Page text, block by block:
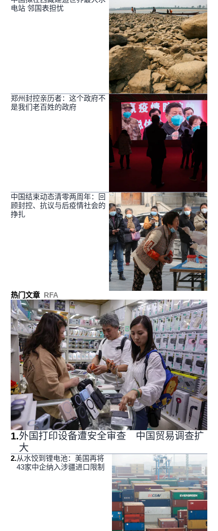
电站 邻国表担忧
郑州封控亲历者：这个政府不
是我们老百姓的政府
中国结束动态清零两周年：回
顾封控、抗议与后疫情社会的
挣扎
热门文章 RFA
1.外国打印设备遭安全审查 中国贸易调查扩
大
2.从水饺到锂电池：美国再将
43家中企纳入涉疆进口限制